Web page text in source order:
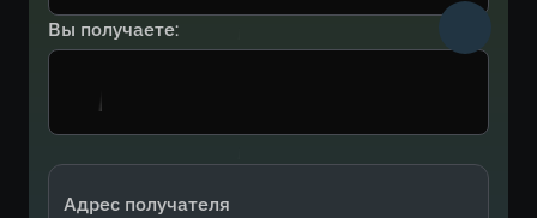
Вы получаете:
Адрес получателя